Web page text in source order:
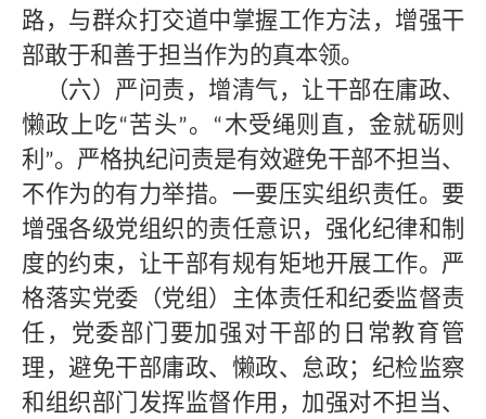
路，与群众打交道中掌握工作方法，增强干
部敢于和善于担当作为的真本领。
（六）严问责，增清气，让干部在庸政、
懒政上吃“苦头”。 “木受绳则直，金就砺则
利 ”。严格执纪问责是有效避免干部不担当、
不作为的有力举措。一要压实组织责任。要
增强各级党组织的责任意识，强化纪律和制
度的约束，让干部有规有矩地开展工作。严
格落实党委（党组）主体责任和纪委监督责
任，党委部门要加强对干部的日常教育管
理，避免干部庸政、懒政、怠政；纪检监察
和组织部门发挥监督作用，加强对不担当、